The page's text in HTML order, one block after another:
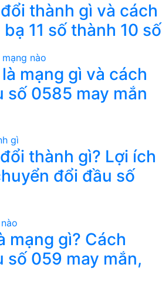
thành gì và cách
11 số thành 10 số
mạng gì và cách
số 0585 may mắn
thành gì? Lợi ích
đổi đầu số
mạng gì? Cách
số 059 may mắn,